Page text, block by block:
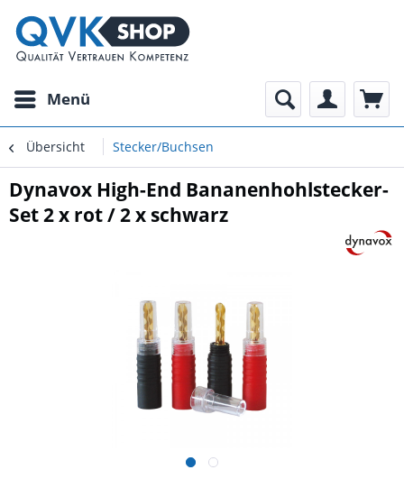
Menü
Übersicht Stecker/Buchsen
Dynavox High-End Bananenhohlstecker-
Set 2 x rot / 2 x schwarz